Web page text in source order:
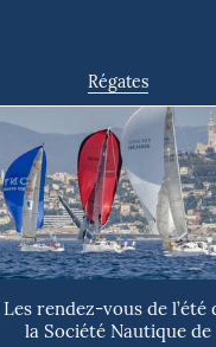
Régates
Les rendez-vous de l’été
la Société Nautique de